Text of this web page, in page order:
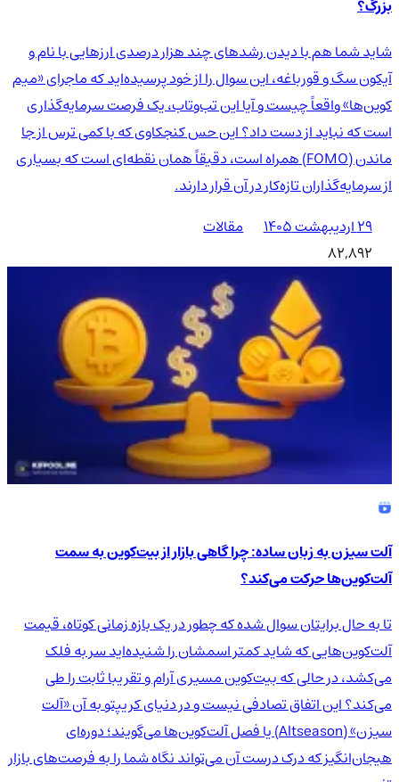
بزرگ؟
شاید شما هم با دیدن رشدهای چند هزار درصدی ارزهایی با نام و
آیکون سگ و قورباغه، این سوال را از خود پرسیده‌اید که ماجرای «میم
کوین‌ها» واقعاً چیست و آیا این تب‌وتاب، یک فرصت سرمایه‌گذاری
است که نباید از دست داد؟ این حس کنجکاوی که با کمی ترس از جا
ماندن (FOMO) همراه است، دقیقاً همان نقطه‌ای است که بسیاری
از سرمایه‌گذاران تازه‌کار در آن قرار دارند.
۲۹ اردیبهشت ۱۴۰۵
مقالات
82,892
آلت سیزن به زبان ساده: چرا گاهی بازار از بیت‌کوین به سمت
آلت‌کوین‌ها حرکت می‌کند؟
تا به حال برایتان سوال شده که چطور در یک بازه زمانی کوتاه، قیمت
آلت‌کوین‌هایی که شاید کمتر اسمشان را شنیده‌اید سر به فلک
می‌کشد، در حالی که بیت‌کوین مسیری آرام و تقریبا ثابت را طی
می‌کند؟ این اتفاق تصادفی نیست و در دنیای کریپتو به آن «آلت
سیزن» (Altseason) یا فصل آلت‌کوین‌ها می‌گویند؛ دوره‌ای
هیجان‌انگیز که درک درست آن می‌تواند نگاه شما را به فرصت‌های بازار